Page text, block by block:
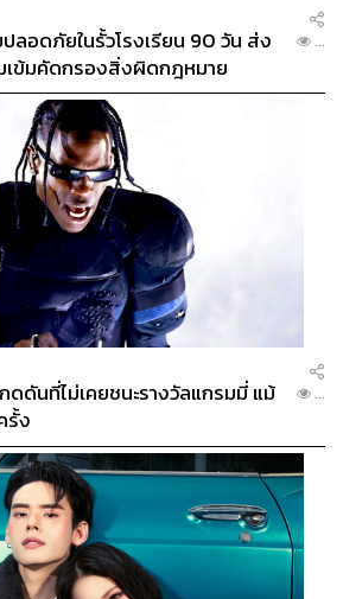
ลอดภัยในรั้วโรงเรียน 90 วัน ส่ง
ข้มคัดกรองสิ่งผิดกฎหมาย
...
ดันที่ไม่เคยชนะรางวัลแกรมมี่ แม้
รั้ง
...